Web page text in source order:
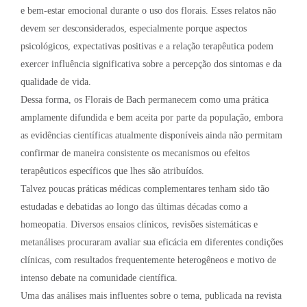
e bem-estar emocional durante o uso dos florais. Esses relatos não
devem ser desconsiderados, especialmente porque aspectos
psicológicos, expectativas positivas e a relação terapêutica podem
exercer influência significativa sobre a percepção dos sintomas e da
qualidade de vida.
Dessa forma, os Florais de Bach permanecem como uma prática
amplamente difundida e bem aceita por parte da população, embora
as evidências científicas atualmente disponíveis ainda não permitam
confirmar de maneira consistente os mecanismos ou efeitos
terapêuticos específicos que lhes são atribuídos.
Talvez poucas práticas médicas complementares tenham sido tão
estudadas e debatidas ao longo das últimas décadas como a
homeopatia. Diversos ensaios clínicos, revisões sistemáticas e
metanálises procuraram avaliar sua eficácia em diferentes condições
clínicas, com resultados frequentemente heterogêneos e motivo de
intenso debate na comunidade científica.
Uma das análises mais influentes sobre o tema, publicada na revista